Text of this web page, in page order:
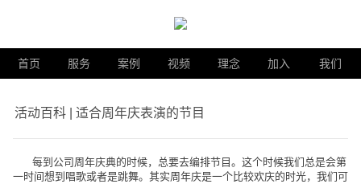
首页 服务 案例 视频 理念 加入 我们
活动百科 | 适合周年庆表演的节目
每到公司 周年庆典的时候，总要去编排节目。这个时候我们总是会第
一时间想到唱歌或者是跳舞。其实周年庆是一个比较欢庆的时光，我们可